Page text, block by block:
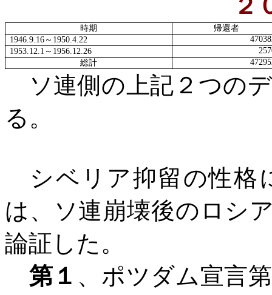
２
時期
帰還者
1946.9.16～ 1950.4.22
1953.12.1 ～ 1956.12.26
総計
ソ連側の上記２つの
る。
シベリア抑留の性格
は、ソ連崩壊後のロシ
論証した。
第１ 、ポツダム宣言